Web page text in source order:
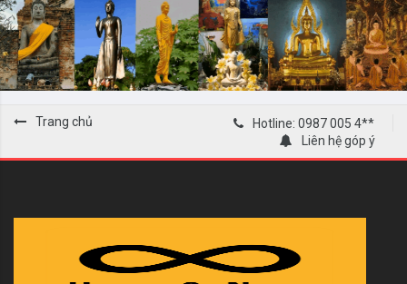
Trang chủ
Hotline: 0987 005 4**
Liên hệ góp ý